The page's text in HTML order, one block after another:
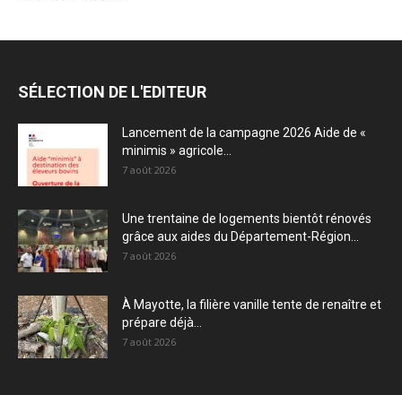
SÉLECTION DE L'EDITEUR
Lancement de la campagne 2026 Aide de «
minimis » agricole...
7 août 2026
Une trentaine de logements bientôt rénovés
grâce aux aides du Département-Région...
7 août 2026
À Mayotte, la filière vanille tente de renaître et
prépare déjà...
7 août 2026